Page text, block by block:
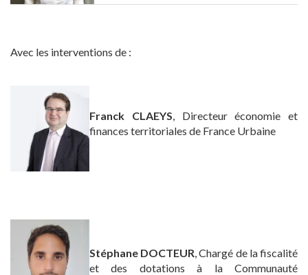
Avec les interventions de :
Franck CLAEYS , Directeur économie et
finances territoriales de France Urbaine
Stéphane DOCTEUR , Chargé de la fiscalité
et des dotations à la Communauté